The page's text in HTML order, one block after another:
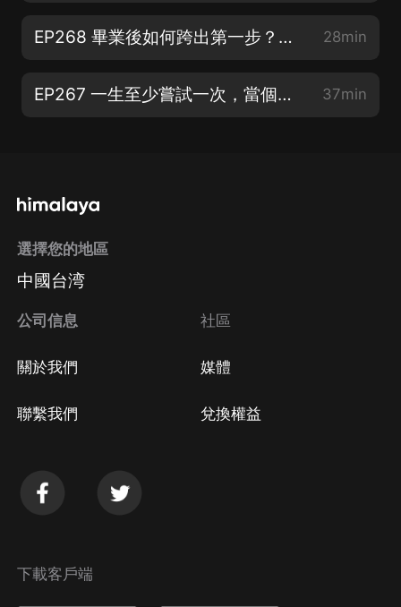
EP268 畢業後如何跨出第一步？給焦慮新鮮人的求職建議 28min
EP267 一生至少嘗試一次，當個連自己都害怕的「狠人」吧！ 37min
選擇您的地區
中國台湾
公司信息
關於我們
聯繫我們
社區
媒體
兌換權益
下載客戶端